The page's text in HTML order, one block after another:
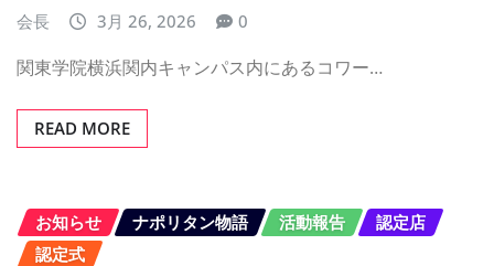
会長 3月 26, 2026 0
関東学院横浜関内キャンパス内にあるコワー…
READ MORE
お知らせ ナポリタン物語 活動報告
認定店
認定式